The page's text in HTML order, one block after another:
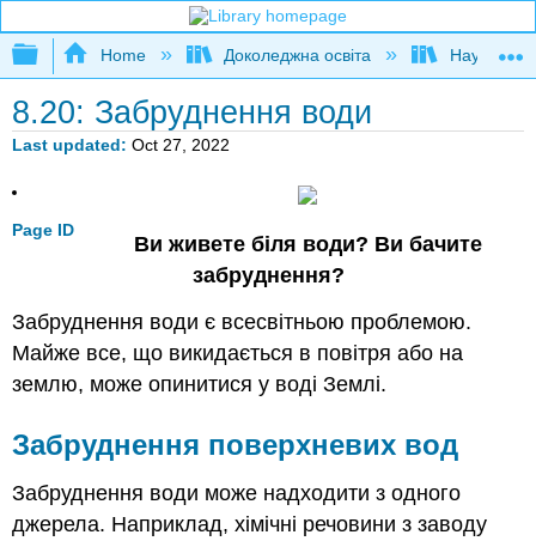
Expand/collapse global hierarchy
Home Доколеджна освіта Наука і
8.20: Забруднення води
Last updated Oct 27, 2022
Page ID
Ви живете біля води? Ви бачите
забруднення?
Забруднення води є всесвітньою проблемою.
Майже все, що викидається в повітря або на
землю, може опинитися у воді Землі.
Забруднення поверхневих вод
Забруднення води може надходити з одного
джерела. Наприклад, хімічні речовини з заводу